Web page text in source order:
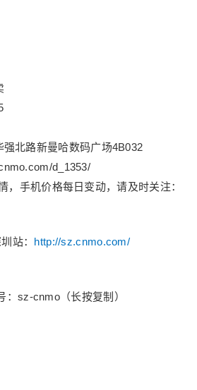
北路新曼哈数码广场4B032
d_1353/
，手机价格每日变动，请及时关注：
站： http://sz.cnmo.com/
：sz-cnmo（长按复制）